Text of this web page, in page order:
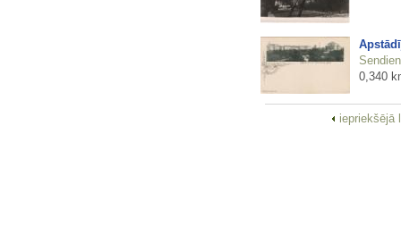
0,340
iepriekšējā